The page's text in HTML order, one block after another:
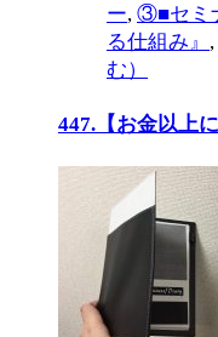
ー, ③■セミ
る仕組み』 ,
む）
447.【お金以上